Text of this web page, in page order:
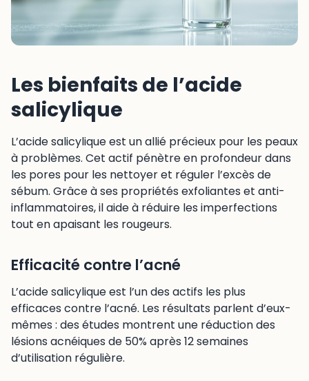
Les bienfaits de l’acide
salicylique
L’acide salicylique est un allié précieux pour les peaux
à problèmes. Cet actif pénètre en profondeur dans
les pores pour les nettoyer et réguler l’excès de
sébum. Grâce à ses propriétés exfoliantes et anti-
inflammatoires, il aide à réduire les imperfections
tout en apaisant les rougeurs.
Efficacité contre l’acné
L’acide salicylique est l’un des actifs les plus
efficaces contre l’acné. Les résultats parlent d’eux-
mêmes : des études montrent une réduction des
lésions acnéiques de 50% après 12 semaines
d’utilisation régulière.